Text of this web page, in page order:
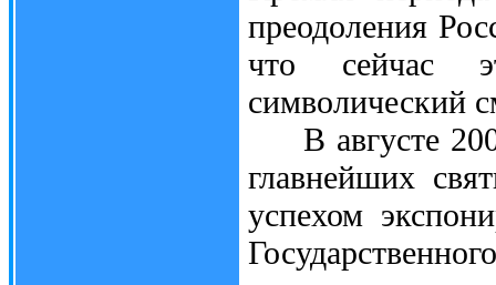
преодоления
что сейчас
символический
В августе
главнейших
успехом